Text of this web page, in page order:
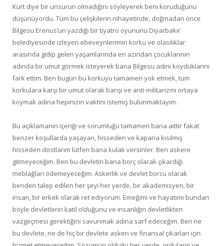
Kürt diye bir unsurun olmadığını söyleyerek beni koruduğunu
düşünüyordu. Tüm bu çelişkilerin nihayetinde, doğmadan önce
Bilgesu Erenus’un yazdığı bir tiyatro oyununu Diyarbakır
belediyesinde izleyen ebeveynlerimin korku ve olasılıklar
arasında gidip gelen yaşamlarında en azından çocuklarının
adında bir umut görmek isteyerek bana Bilgesu adını koyduklarını
fark ettim. Ben bugün bu korkuyu tamamen yok etmek, tüm
korkulara karşı bir umut olarak barışı ve anti-militarizmi ortaya
koymak adına hepinizin vaktini istemiş bulunmaktayım.
Bu açıklamanın içeriği ve sorumluğu tamamen bana aittir fakat
benzer koşullarda yaşayan, hisseden ve kapana kısılmış
hisseden dostlarım lütfen bana kulak versinler. Ben askere
gitmeyeceğim. Ben bu devletin bana borç olarak çıkardığı
meblağları ödemeyeceğim. Askerlik ve devlet borcu olarak
benden talep edilen her şeyi her yerde, bir akademisyen, bir
insan, bir erkek olarak ret ediyorum. Emeğimi ve hayatımı bundan
böyle devletlerin katil olduğunu ve insanlığın devletlikten
vazgeçmesi gerektiğini savunmak adına sarf edeceğim. Ben ne
bu devlete, ne de hiç bir devlete askeri ve finansal çıkarları için